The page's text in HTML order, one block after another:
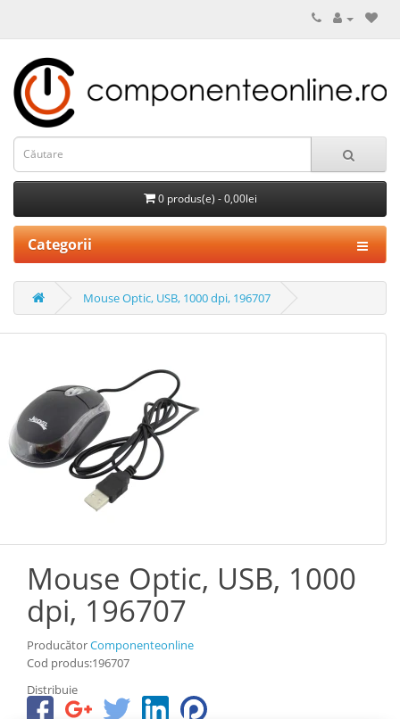
0 produs(e) - 0,00lei
Categorii
Mouse Optic, USB, 1000 dpi, 196707
Mouse Optic, USB, 1000
dpi, 196707
ProducătorComponenteonline
Cod produs:196707
Distribuie